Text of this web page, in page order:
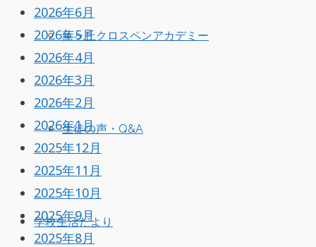
薫ヶ丘クロスペンアカデミー
生徒の声・Q&A
学校生活だより
2026年6月
2026年5月
2026年4月
2026年3月
2026年2月
2026年1月
2025年12月
2025年11月
2025年10月
2025年9月
2025年8月